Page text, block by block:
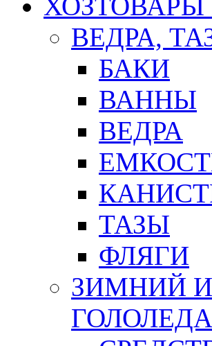
ХОЗТОВАРЫ
ВЕДРА,
БАКИ
ВАННЫ
ВЕДРА
ТАЗЫ
ФЛЯГИ
ЗИМНИЙ
ГОЛОЛЕДА